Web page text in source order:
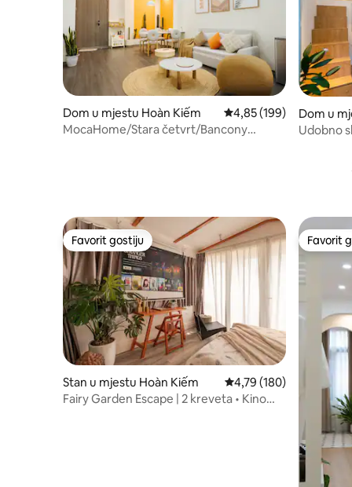
Dom u mjestu Hoàn Kiếm Prosječna ocjena: 4,85
4,85 (199)
MocaHome/Stara četvrt/Bancony
Dom u
Udobno
Favorit gostiju
Favorit gostiju
Stan u mjestu Hoàn Kiếm Prosječna ocjena: 4,79
4,79 (180)
Fairy Garden Escape | 2 kreveta • Kino
Favorit
Favorit